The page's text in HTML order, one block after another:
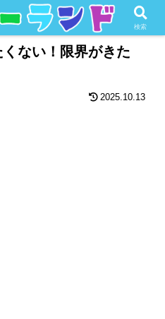
スマホ＆デジタルライフ
ない！限界がきた
2025.10.13
検索